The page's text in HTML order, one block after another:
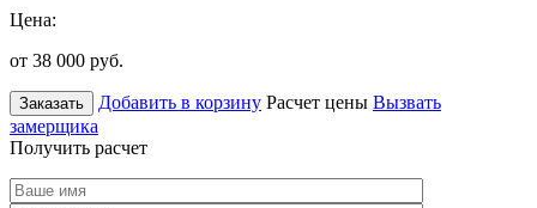
Цена:
от 38 000 руб.
Заказать Добавить в корзину Расчет цены Вызвать
замерщика
Получить расчет